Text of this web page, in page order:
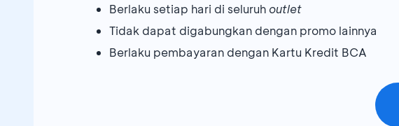
Berlaku setiap hari di seluruh outlet
Tidak dapat digabungkan dengan promo lainnya
Berlaku pembayaran dengan Kartu Kredit BCA